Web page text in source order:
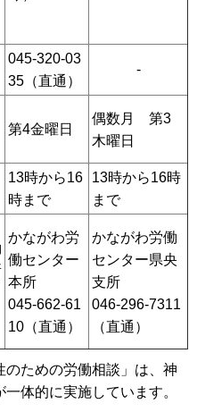
045-320-03
35（直通）
-
第4金曜日
偶数月 第3
木曜日
13時から16
時まで
13時から16時
まで
かながわ労
働センター
本所
045-662-61
10（直通）
かながわ労働
センター県央
支所
046-296-7311
（直通）
ための労働相談」は、神
体的に実施しています。